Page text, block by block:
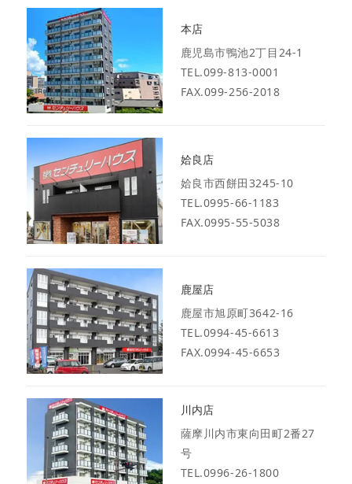
本店
鹿児島市鴨池2丁目24-1
TEL.099-813-0001
FAX.099-256-2018
姶良店
姶良市西餅田3245-10
TEL.0995-66-1183
FAX.0995-55-5038
鹿屋店
鹿屋市旭原町3642-16
TEL.0994-45-6613
FAX.0994-45-6653
川内店
薩摩川内市東向田町2番27
号
TEL.0996-26-1800